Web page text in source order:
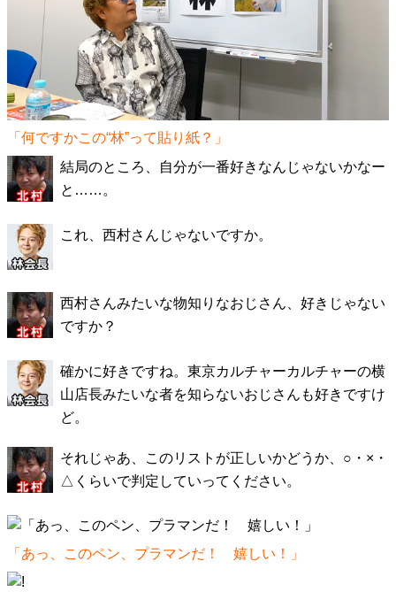
「何ですかこの“林”って貼り紙？」
結局のところ、自分が一番好きなんじゃないかなー
と……。
これ、西村さんじゃないですか。
西村さんみたいな物知りなおじさん、好きじゃない
ですか？
確かに好きですね。東京カルチャーカルチャーの横
山店長みたいな者を知らないおじさんも好きですけ
ど。
それじゃあ、このリストが正しいかどうか、○・×・
△くらいで判定していってください。
「あっ、このペン、プラマンだ！ 嬉しい！」